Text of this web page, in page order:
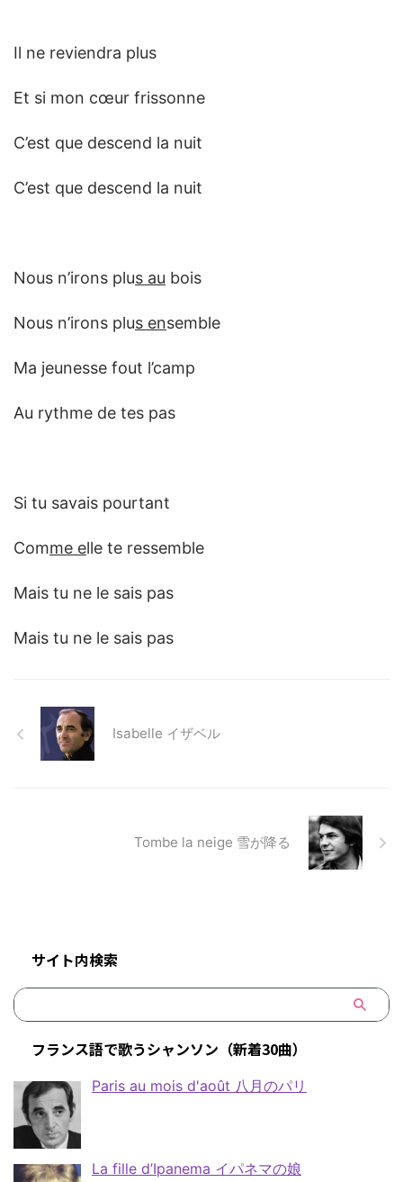
Il ne reviendra plus
Et si mon cœur frissonne
C’est que descend la nuit
C’est que descend la nuit
Nous n’irons plus au bois
Nous n’irons plus ensemble
Ma jeunesse fout l’camp
Au rythme de tes pas
Si tu savais pourtant
Comme elle te ressemble
Mais tu ne le sais pas
Mais tu ne le sais pas
Isabelle イザベル
Tombe la neige 雪が降る
サイト内検索
フランス語で歌うシャンソン（新着30曲）
Paris au mois d'août 八月のパリ
La fille d’Ipanema イパネマの娘